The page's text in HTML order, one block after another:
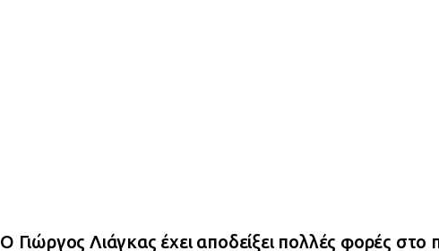
Ο Γιώργος Λιάγκας έχει αποδείξει πολλές φορές στο